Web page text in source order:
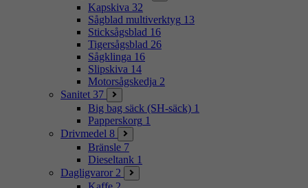
Kapskiva 32
Sågblad multiverktyg 13
Sticksågsblad 16
Tigersågsblad 26
Sågklinga 16
Slipskiva 14
Motorsågskedja 2
Sanitet 37
Big bag säck (SH-säck) 1
Papperskorg 1
Drivmedel 8
Bränsle 7
Dieseltank 1
Dagligvaror 2